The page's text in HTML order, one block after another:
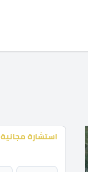
استشارة مجانية